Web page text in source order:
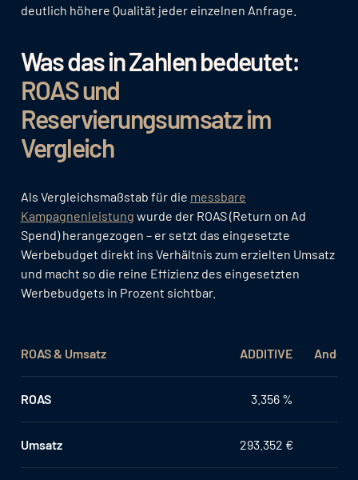
deutlich höhere Qualität jeder einzelnen Anfrage.
Was das in Zahlen bedeutet:
ROAS und
Reservierungsumsatz im
Vergleich
Als Vergleichsmaßstab für die messbare
Kampagnenleistung wurde der ROAS (Return on Ad
Spend) herangezogen – er setzt das eingesetzte
Werbebudget direkt ins Verhältnis zum erzielten Umsatz
und macht so die reine Effizienz des eingesetzten
Werbebudgets in Prozent sichtbar.
ROAS & Umsatz ADDITIVE
ROAS 3.356 %
Umsatz 293.352 €